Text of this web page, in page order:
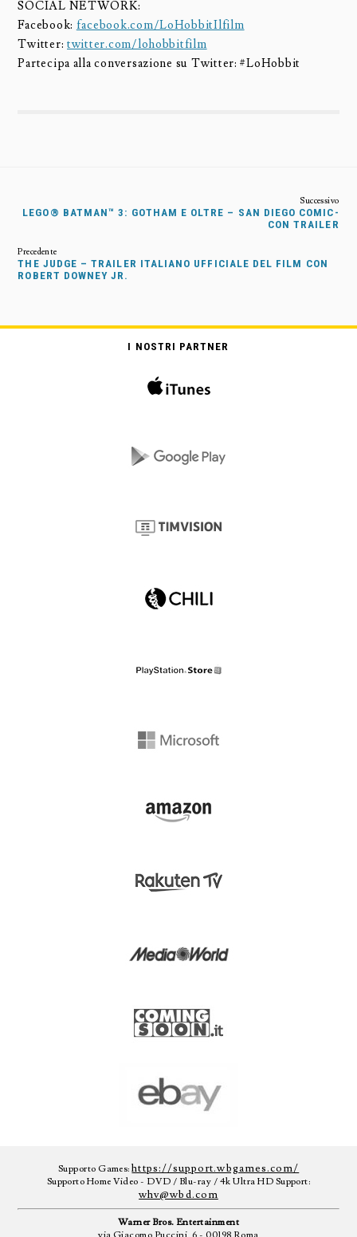
SOCIAL NETWORK:
Facebook: facebook.com/LoHobbitIlfilm
Twitter:twitter.com/lohobbitfilm
Partecipa alla conversazione su Twitter: #LoHobbit
LEGO® BATMAN™ 3: GOTHAM E OLTRE – SAN DIEGO COMIC-
CON TRAILER
THE JUDGE – TRAILER ITALIANO UFFICIALE DEL FILM CON
ROBERT DOWNEY JR.
I NOSTRI PARTNER
Supporto Games:https://support.wbgames.com/
Supporto Home Video - DVD / Blu-ray / 4k Ultra HD Support:
whv@wbd.com
Warner Bros. Entertainment